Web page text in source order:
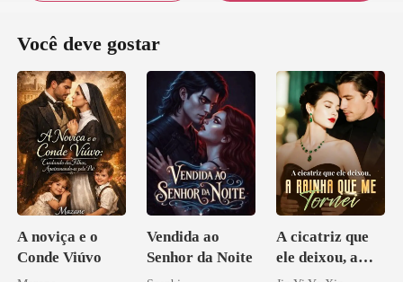
Você deve gostar
A noviça e o
Conde Viúvo
Vendida ao
Senhor da Noite
A cicatriz que
ele deixou, a
rainha que me